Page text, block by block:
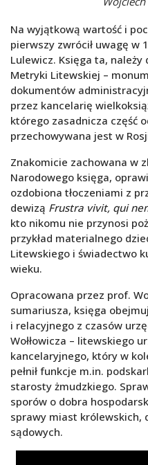
Na wyjątkową wartość i
pierwszy zwrócił uwagę w
Lulewicz. Księga ta, należy
Metryki Litewskiej –
dokumentów
przez kancelarię
którego zasadnicza część
przechowywana jest w
Znakomicie zachowana w
Narodowego księga,
ozdobiona tłoczeniami z
dewizą Frustra vivit, qui
kto nikomu nie przynosi
przykład materialnego
Litewskiego i świadectwo
wieku.
Opracowana przez prof.
sumariusza, księga
i relacyjnego z czasów
Wołłowicza – litewskiego
kancelaryjnego, który w
pełnił funkcje m.in.
starosty żmudzkiego.
sporów o dobra
sprawy miast królewskich,
sądowych.